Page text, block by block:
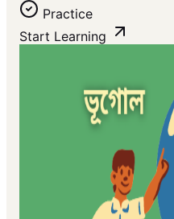
Practice
Start Learning